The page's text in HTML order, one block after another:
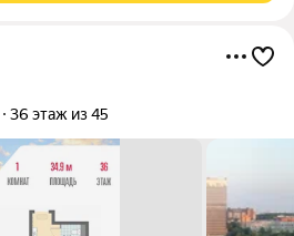
36 этаж из 45